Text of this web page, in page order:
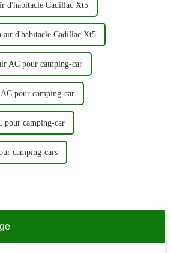
d'habitacle Cadillac Xt5
air d'habitacle Cadillac Xt5
AC pour camping-car
pour camping-car
pour camping-car
camping-cars